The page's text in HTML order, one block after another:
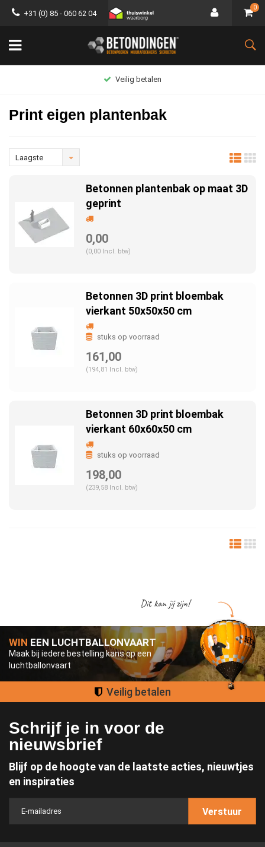
+31 (0) 85 - 060 62 04
0
Veilig betalen
Print eigen plantenbak
Laagste
Betonnen plantenbak op maat 3D
geprint
0,00
(0,00 Incl. btw)
Betonnen 3D print bloembak
vierkant 50x50x50 cm
stuks op voorraad
161,00
(194,81 Incl. btw)
Betonnen 3D print bloembak
vierkant 60x60x50 cm
stuks op voorraad
198,00
(239,58 Incl. btw)
WIN EEN LUCHTBALLONVAART
Maak bij iedere bestelling kans op een
luchtballonvaart
Dit kan jij zijn!
Veilig betalen
Schrijf je in voor de
nieuwsbrief
Blijf op de hoogte van de laatste acties, nieuwtjes
en inspiraties
Verstuur